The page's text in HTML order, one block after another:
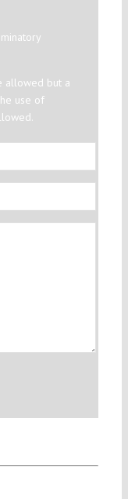
allowed but a
use of